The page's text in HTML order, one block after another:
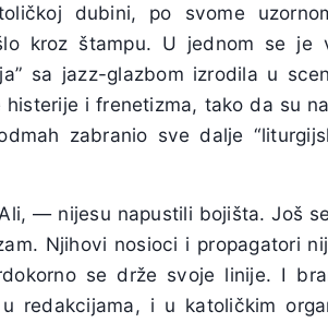
dubini, po svome
kroz štampu. U jednom se je
sa jazz-glazbom izrodila u
i frenetizma, tako da su
zabranio sve dalje
— nijesu napustili bojišta. Još
Njihovi nosioci i propagatori
se drže svoje linije. I
redakcijama, i u katoličkim